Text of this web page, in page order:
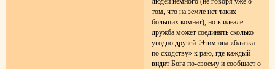
том, что на земле нет таких
больших комнат), но в идеале
дружба может соединять сколько
угодно друзей. Этим она «близка
по сходству» к раю, где каждый
видит Бога по-своему и сообщает о